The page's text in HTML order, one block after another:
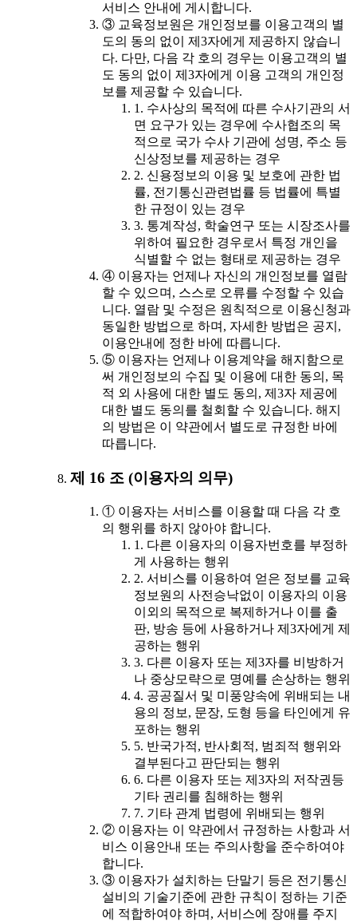
서비스 안내에 게시합니다.
③ 교육정보원은 개인정보를 이용고객의 별
도의 동의 없이 제3자에게 제공하지 않습니
다. 다만, 다음 각 호의 경우는 이용고객의 별
도 동의 없이 제3자에게 이용 고객의 개인정
보를 제공할 수 있습니다.
1. 수사상의 목적에 따른 수사기관의 서
면 요구가 있는 경우에 수사협조의 목
적으로 국가 수사 기관에 성명, 주소 등
신상정보를 제공하는 경우
2. 신용정보의 이용 및 보호에 관한 법
률, 전기통신관련법률 등 법률에 특별
한 규정이 있는 경우
3. 통계작성, 학술연구 또는 시장조사를
위하여 필요한 경우로서 특정 개인을
식별할 수 없는 형태로 제공하는 경우
④ 이용자는 언제나 자신의 개인정보를 열람
할 수 있으며, 스스로 오류를 수정할 수 있습
니다. 열람 및 수정은 원칙적으로 이용신청과
동일한 방법으로 하며, 자세한 방법은 공지,
이용안내에 정한 바에 따릅니다.
⑤ 이용자는 언제나 이용계약을 해지함으로
써 개인정보의 수집 및 이용에 대한 동의, 목
적 외 사용에 대한 별도 동의, 제3자 제공에
대한 별도 동의를 철회할 수 있습니다. 해지
의 방법은 이 약관에서 별도로 규정한 바에
따릅니다.
제 16 조 (이용자의 의무)
① 이용자는 서비스를 이용할 때 다음 각 호
의 행위를 하지 않아야 합니다.
1. 다른 이용자의 이용자번호를 부정하
게 사용하는 행위
2. 서비스를 이용하여 얻은 정보를 교육
정보원의 사전승낙없이 이용자의 이용
이외의 목적으로 복제하거나 이를 출
판, 방송 등에 사용하거나 제3자에게 제
공하는 행위
3. 다른 이용자 또는 제3자를 비방하거
나 중상모략으로 명예를 손상하는 행위
4. 공공질서 및 미풍양속에 위배되는 내
용의 정보, 문장, 도형 등을 타인에게 유
포하는 행위
5. 반국가적, 반사회적, 범죄적 행위와
결부된다고 판단되는 행위
6. 다른 이용자 또는 제3자의 저작권등
기타 권리를 침해하는 행위
7. 기타 관계 법령에 위배되는 행위
② 이용자는 이 약관에서 규정하는 사항과 서
비스 이용안내 또는 주의사항을 준수하여야
합니다.
③ 이용자가 설치하는 단말기 등은 전기통신
설비의 기술기준에 관한 규칙이 정하는 기준
에 적합하여야 하며, 서비스에 장애를 주지